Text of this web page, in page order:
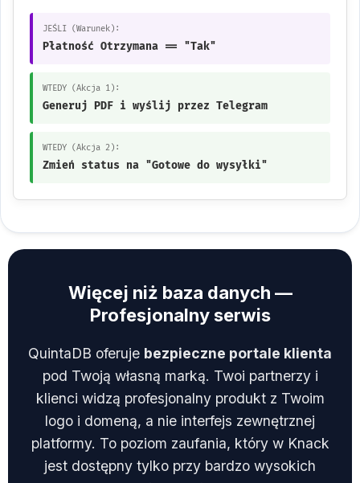
JEŚLI (Warunek):
Płatność Otrzymana == "Tak"
WTEDY (Akcja 1):
Generuj PDF i wyślij przez Telegram
WTEDY (Akcja 2):
Zmień status na "Gotowe do wysyłki"
Więcej niż baza danych —
Profesjonalny serwis
QuintaDB oferuje bezpieczne portale klienta
pod Twoją własną marką. Twoi partnerzy i
klienci widzą profesjonalny produkt z Twoim
logo i domeną, a nie interfejs zewnętrznej
platformy. To poziom zaufania, który w Knack
jest dostępny tylko przy bardzo wysokich